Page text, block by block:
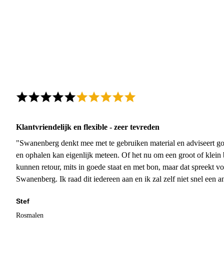
Klantvriendelijk en flexible - zeer tevreden
"Swanenberg denkt mee met te gebruiken material en adviseert
en ophalen kan eigenlijk meteen. Of het nu om een groot of
kunnen retour, mits in goede staat en met bon, maar dat spreekt
Swanenberg. Ik raad dit iedereen aan en ik zal zelf niet snel een
Stef
Rosmalen